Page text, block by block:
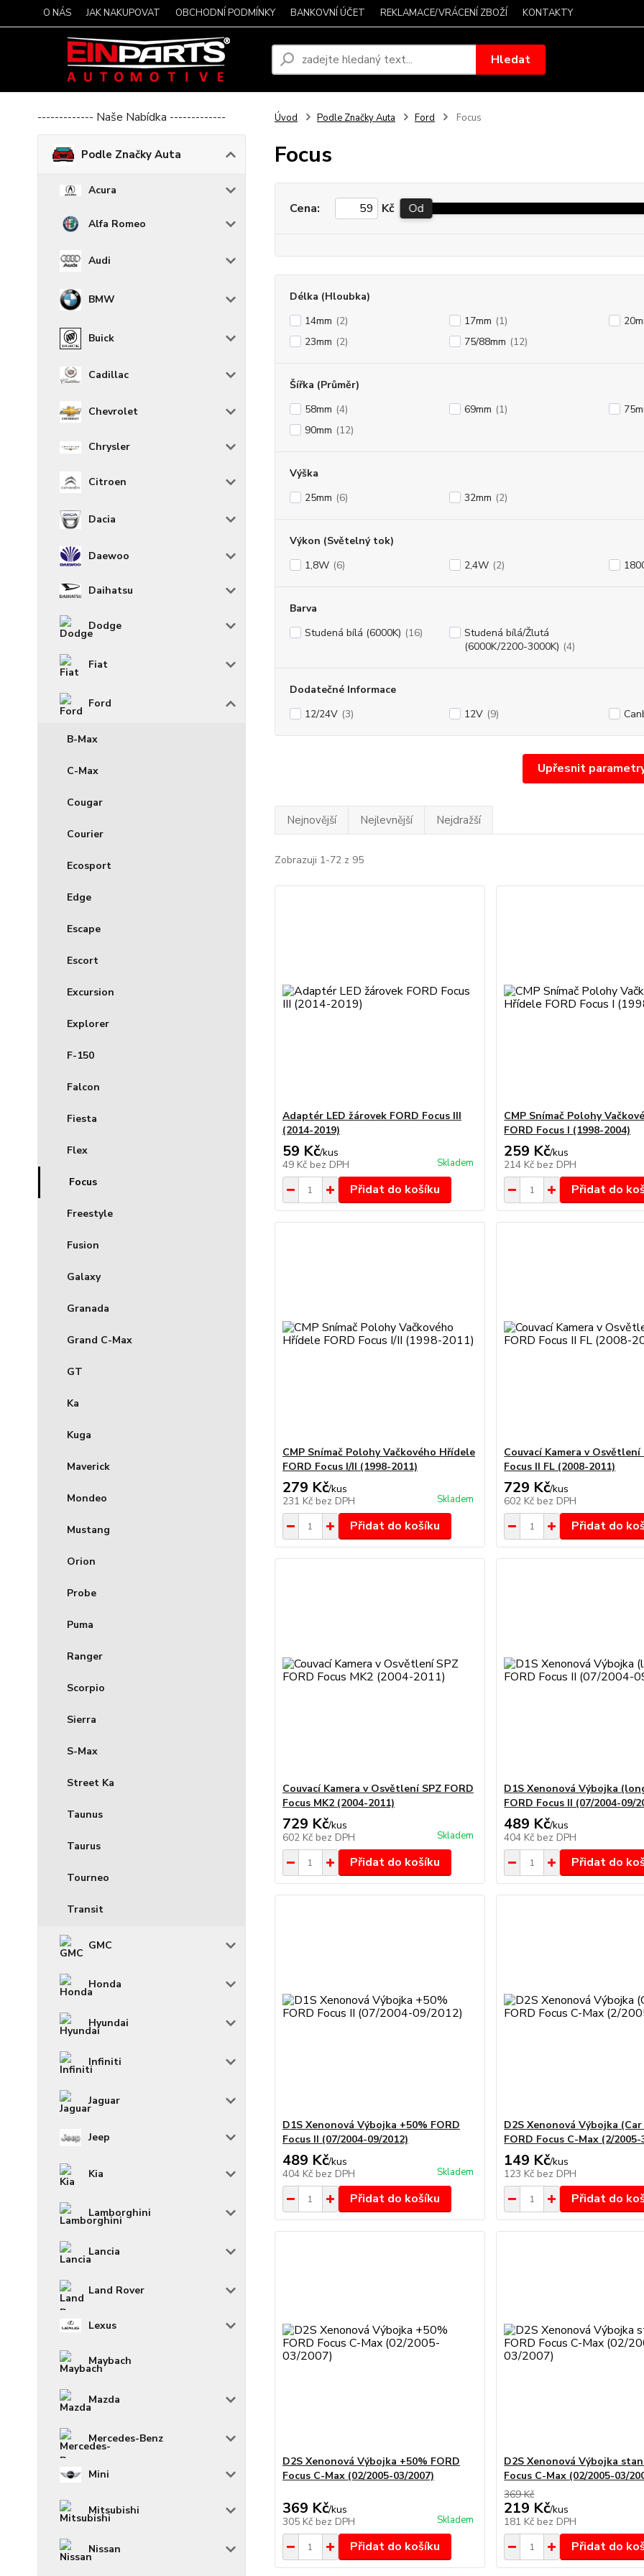
O NÁS JAK NAKUPOVAT OBCHODNÍ PODMÍNKY BANKOVNÍ ÚČET REKLAMACE/VRÁCENÍ ZBOŽÍ KONTAKTY
Hledat
------------- Naše Nabídka -------------
Podle Značky Auta
Acura
Alfa Romeo
Audi
BMW
Buick
Cadillac
Chevrolet
Chrysler
Citroen
Dacia
Daewoo
Daihatsu
Dodge
Fiat
Ford
B-Max
C-Max
Cougar
Courier
Ecosport
Edge
Escape
Escort
Excursion
Explorer
F-150
Falcon
Fiesta
Flex
Focus
Freestyle
Fusion
Galaxy
Granada
Grand C-Max
GT
Ka
Kuga
Maverick
Mondeo
Mustang
Orion
Probe
Puma
Ranger
Scorpio
Sierra
S-Max
Street Ka
Taunus
Taurus
Tourneo
Transit
GMC
Honda
Hyundai
Infiniti
Jaguar
Jeep
Kia
Lamborghini
Lancia
Land Rover
Lexus
Maybach
Mazda
Mercedes-Benz
Mini
Mitsubishi
Nissan
Úvod Podle Značky Auta Ford Focus
Focus
Upřesnit
Cena: Kč Od
Délka (Hloubka)
14mm (2) 17mm (1)
23mm (2) 75/88mm (12)
Šířka (Průměr)
58mm (4) 69mm (1)
90mm (12)
Výška
25mm (6) 32mm (2)
Výkon (Světelný tok)
1,8W (6) 2,4W (2)
Barva
Studená bílá (6000K) (16)
Studená bílá/Žlutá
(6000K/2200-3000K) (4)
Dodatečné Informace
12/24V (3) 12V (9)
Nejnovější Nejlevnější Nejdražší
Zobrazuji 1-72 z 95
Adaptér LED žárovek FORD Focus III
(2014-2019)
59 Kč/kus
49 Kč bez DPH Skladem
Přidat do košíku
CMP Snímač Polohy
FORD Focus I (1998-2004)
259 Kč/kus
214 Kč bez DPH
Přidat do
CMP Snímač Polohy Vačkového Hřídele
FORD Focus I/II (1998-2011)
279 Kč/kus
231 Kč bez DPH Skladem
Přidat do košíku
Couvací Kamera v Osvětlení
Focus II FL (2008-2011)
729 Kč/kus
602 Kč bez DPH
Přidat do
Couvací Kamera v Osvětlení SPZ FORD
Focus MK2 (2004-2011)
729 Kč/kus
602 Kč bez DPH Skladem
Přidat do košíku
D1S Xenonová Výbojka
FORD Focus II (07/2004-09/
489 Kč/kus
404 Kč bez DPH
Přidat do
D1S Xenonová Výbojka +50% FORD
Focus II (07/2004-09/2012)
489 Kč/kus
404 Kč bez DPH Skladem
Přidat do košíku
D2S Xenonová Výbojka
FORD Focus C-Max (2/2005-
149 Kč/kus
123 Kč bez DPH
Přidat do
D2S Xenonová Výbojka +50% FORD
Focus C-Max (02/2005-03/2007)
369 Kč/kus
305 Kč bez DPH Skladem
Přidat do košíku
D2S Xenonová Výbojka
Focus C-Max (02/2005-03/
369 Kč
219 Kč/kus
181 Kč bez DPH
Přidat do